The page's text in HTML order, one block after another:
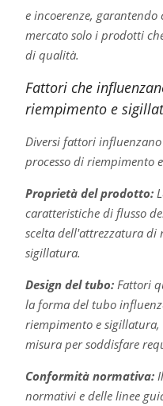
e incoerenze, garantendo
mercato solo i prodotti
di qualità.
Fattori che
riempimento e
Diversi fattori influenzano
processo di riempimento
Proprietà del prodotto:
caratteristiche di flusso
scelta dell'attrezzatura di
sigillatura.
Design del tubo:Fattori
la forma del tubo
riempimento e
misura per soddisfare
Conformità normativa:Il
normativi e delle linee